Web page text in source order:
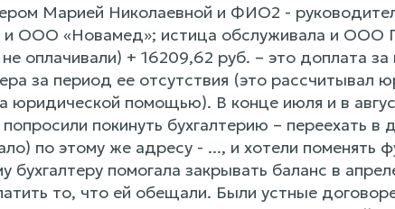
Марией Николаевной и ФИО2 -
и ООО «Новамед»; истица обслуживала и ООО
оплачивали) + 16209,62 руб. – это доплата
за период ее отсутствия (это
юридической помощью). В конце июля и в
покинуть бухгалтерию – переехать в
по этому же адресу - ..., и хотели поменять
бухгалтеру помогала закрывать баланс в
то, что ей обещали. Были устные